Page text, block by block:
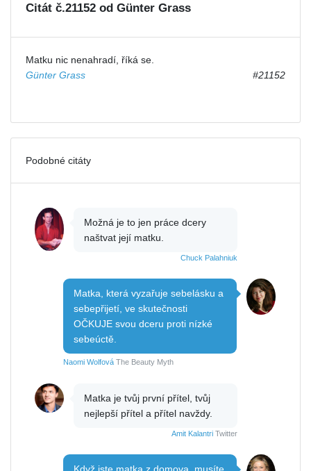
Citát č.21152 od Günter Grass
Matku nic nenahradí, říká se.
Günter Grass
#21152
Podobné citáty
Možná je to jen práce dcery
naštvat její matku.
Chuck Palahniuk
Matka, která vyzařuje sebelásku a
sebepřijetí, ve skutečnosti
OČKUJE svou dceru proti nízké
sebeúctě.
Naomi Wolfová The Beauty Myth
Matka je tvůj první přítel, tvůj
nejlepší přítel a přítel navždy.
Amit Kalantri Twitter
Když jste matka z domova, musíte